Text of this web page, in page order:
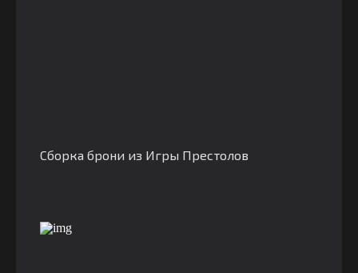
Сборка брони из Игры Престолов